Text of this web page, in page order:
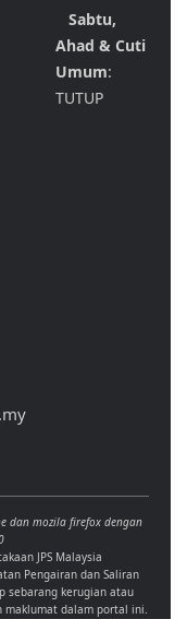
Sabtu,
Ahad & Cuti
Umum:
TUTUP
dan mozila firefox dengan
JPS Malaysia
Pengairan dan Saliran
sebarang kerugian atau
maklumat dalam portal ini.